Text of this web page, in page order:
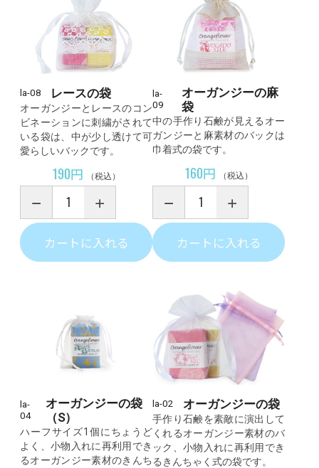
la-08 レースの袋
オーガンジーとレースのコン
ビネーションに刺繍がされて
いる袋は、中が少し透けて可
愛らしいバックです。
190円 （税込）
カートに入れる
la-
09
オーガンジーの麻
袋
中の手作り石鹸が見えるオー
ガンジーと麻素材のバックは
巾着式の袋です。
160円 （税込）
カートに入れる
la-
04
オーガンジーの袋
（S）
ハーフサイズ1個にちょうど
よく、小物入れに再利用でき
るオーガンジー素材のきんち
la-02 オーガンジーの袋
手作り石鹸を素敵に演出して
くれるオーガンジー素材のバ
ック、小物入れに再利用でき
るきんちゃく式の袋です。